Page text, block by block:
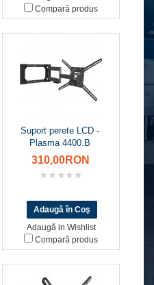
Compară produs
Suport perete LCD -
Plasma 4400.B
310,00RON
Adaugă in Wishlist
Compară produs